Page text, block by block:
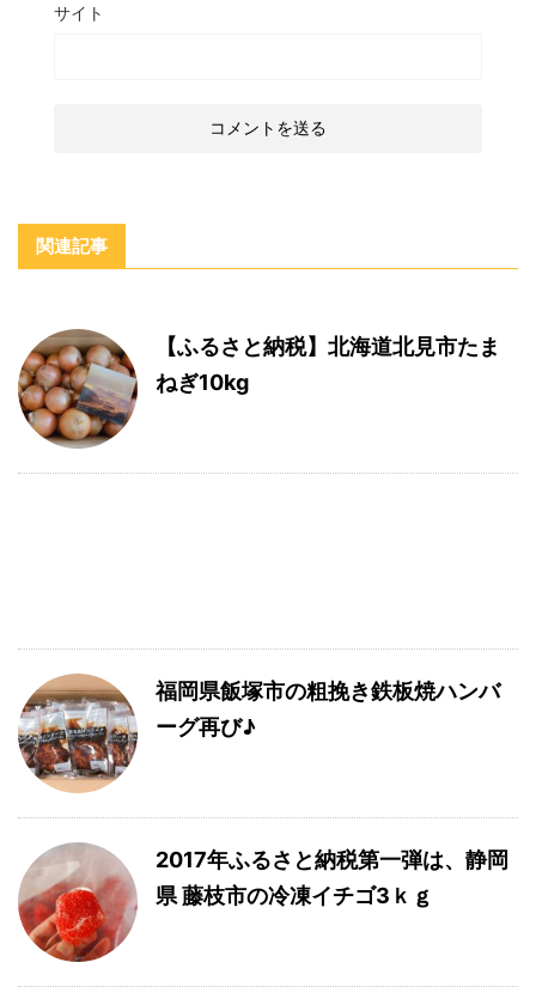
サイト
関連記事
【ふるさと納税】北海道北見市たま
ねぎ10kg
福岡県飯塚市の粗挽き鉄板焼ハンバ
ーグ再び♪
2017年ふるさと納税第一弾は、静岡
県 藤枝市の冷凍イチゴ3ｋｇ